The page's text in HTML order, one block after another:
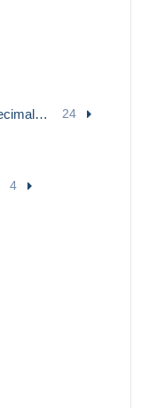
1952-65 Elizabeth II : Pre-Decimale uitgave 24
4